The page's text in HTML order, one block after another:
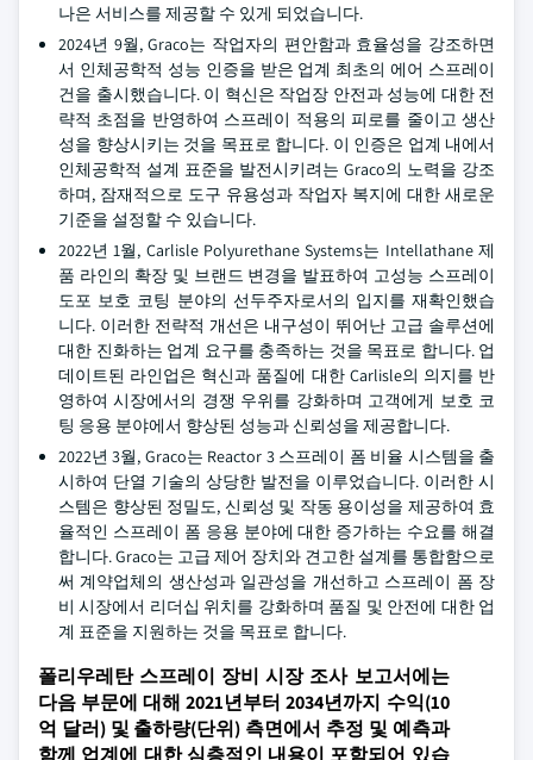
나은 서비스를 제공할 수 있게 되었습니다.
2024년 9월, Graco는 작업자의 편안함과 효율성을 강조하면
서 인체공학적 성능 인증을 받은 업계 최초의 에어 스프레이
건을 출시했습니다. 이 혁신은 작업장 안전과 성능에 대한 전
략적 초점을 반영하여 스프레이 적용의 피로를 줄이고 생산
성을 향상시키는 것을 목표로 합니다. 이 인증은 업계 내에서
인체공학적 설계 표준을 발전시키려는 Graco의 노력을 강조
하며, 잠재적으로 도구 유용성과 작업자 복지에 대한 새로운
기준을 설정할 수 있습니다.
2022년 1월, Carlisle Polyurethane Systems는 Intellathane 제
품 라인의 확장 및 브랜드 변경을 발표하여 고성능 스프레이
도포 보호 코팅 분야의 선두주자로서의 입지를 재확인했습
니다. 이러한 전략적 개선은 내구성이 뛰어난 고급 솔루션에
대한 진화하는 업계 요구를 충족하는 것을 목표로 합니다. 업
데이트된 라인업은 혁신과 품질에 대한 Carlisle의 의지를 반
영하여 시장에서의 경쟁 우위를 강화하며 고객에게 보호 코
팅 응용 분야에서 향상된 성능과 신뢰성을 제공합니다.
2022년 3월, Graco는 Reactor 3 스프레이 폼 비율 시스템을 출
시하여 단열 기술의 상당한 발전을 이루었습니다. 이러한 시
스템은 향상된 정밀도, 신뢰성 및 작동 용이성을 제공하여 효
율적인 스프레이 폼 응용 분야에 대한 증가하는 수요를 해결
합니다. Graco는 고급 제어 장치와 견고한 설계를 통합함으로
써 계약업체의 생산성과 일관성을 개선하고 스프레이 폼 장
비 시장에서 리더십 위치를 강화하며 품질 및 안전에 대한 업
계 표준을 지원하는 것을 목표로 합니다.
폴리우레탄 스프레이 장비 시장 조사 보고서에는
다음 부문에 대해 2021년부터 2034년까지 수익(10
억 달러) 및 출하량(단위) 측면에서 추정 및 예측과
함께 업계에 대한 심층적인 내용이 포함되어 있습